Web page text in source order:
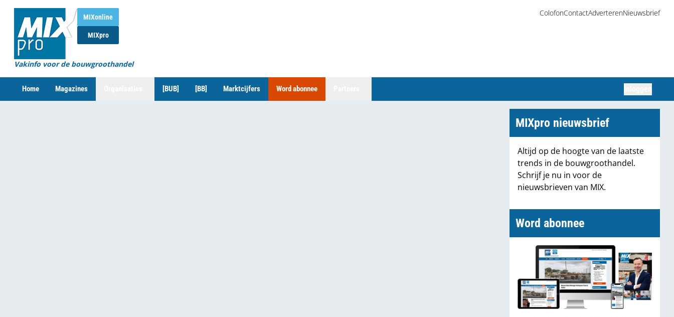
MIXonline
MIXpro
Vakinfo voor de bouwgroothandel
ColofonContactAdverterenNieuwsbrief
Home Magazines [BUB] [BB] Marktcijfers Word abonnee
MIXpro nieuwsbrief
Altijd op de hoogte van de laatste
trends in de bouwgroothandel.
Schrijf je nu in voor de
nieuwsbrieven van MIX.
Word abonnee